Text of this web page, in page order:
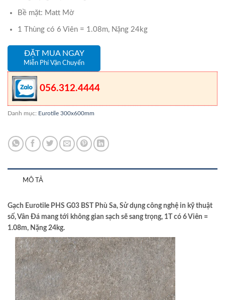
Bề mặt: Matt Mờ
1 Thùng có 6 Viên = 1.08m, Nặng 24kg
ĐẶT MUA NGAY
Miễn Phí Vận Chuyển
056.312.4444
Danh mục: Eurotile 300x600mm
MÔ TẢ
Gạch Eurotile PHS G03 BST Phù Sa, Sử dụng công nghệ in kỹ thuật
số, Vân Đá mang tới không gian sạch sẽ sang trọng, 1T có 6 Viên =
1.08m, Nặng 24kg.